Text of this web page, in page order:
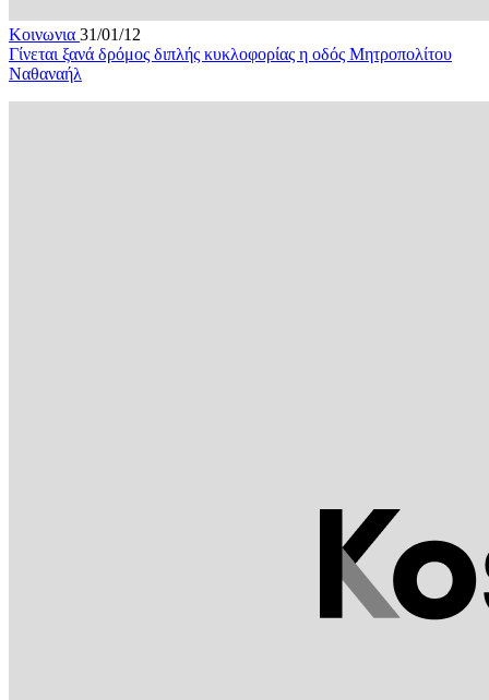
Κοινωνια 31/01/12
Γίνεται ξανά δρόμος διπλής κυκλοφορίας η οδός Μητροπολίτου
Ναθαναήλ